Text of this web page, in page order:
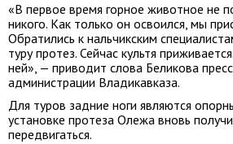
«В первое время горное животное не
никого. Как только он освоился, мы
Обратились к нальчикским
туру протез. Сейчас культя
ней», — приводит слова Беликова
администрации Владикавказа.
Для туров задние ноги являются
установке протеза Олежа вновь
передвигаться.